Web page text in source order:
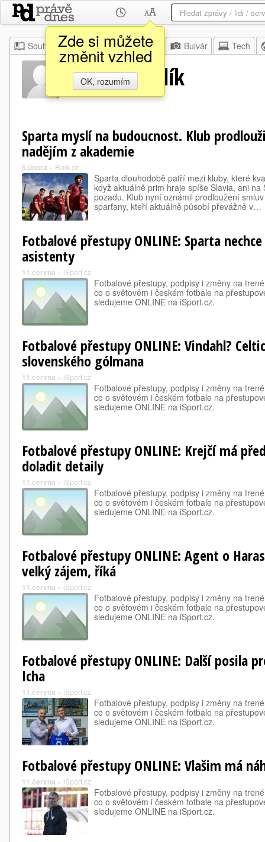
Zde si můžete
změnit vzhled
OK, rozumím
Souhrn Moje Z domova Bulvár Tech
Jakub Havrlík
Sparta myslí na budoucnost. Klub
nadějím z akademie
5.února » Ruik.cz
Sparta dlouhodobě patří mezi kluby, které
když aktuálně prim hraje spíše Slavia, ani na
pozadu. Klub nyní oznámil prodloužení
sparťany, kteří aktuálně působí převážně v…
Fotbalové přestupy ONLINE: Sparta
asistenty
11.června » iSport.cz
Fotbalové přestupy, podpisy i změny na
co o světovém i českém fotbale na
sledujeme ONLINE na iSport.cz.
Fotbalové přestupy ONLINE: Vindahl?
slovenského gólmana
11.června » iSport.cz
Fotbalové přestupy, podpisy i změny na
co o světovém i českém fotbale na
sledujeme ONLINE na iSport.cz.
Fotbalové přestupy ONLINE: Krejčí má
doladit detaily
11.června » iSport.cz
Fotbalové přestupy, podpisy i změny na
co o světovém i českém fotbale na
sledujeme ONLINE na iSport.cz.
Fotbalové přestupy ONLINE: Agent o
velký zájem, říká
11.června » iSport.cz
Fotbalové přestupy, podpisy i změny na
co o světovém i českém fotbale na
sledujeme ONLINE na iSport.cz.
Fotbalové přestupy ONLINE: Další posila
Icha
11.června » iSport.cz
Fotbalové přestupy, podpisy i změny na
co o světovém i českém fotbale na
sledujeme ONLINE na iSport.cz.
Fotbalové přestupy ONLINE: Vlašim má
11.června » iSport.cz
Fotbalové přestupy, podpisy i změny na
co o světovém i českém fotbale na
sledujeme ONLINE na iSport.cz.